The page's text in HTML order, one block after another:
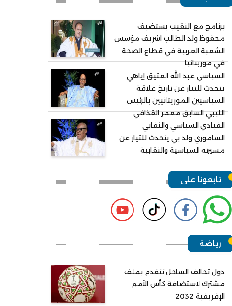
برنامج مع النقيب يستضيف
محفوظ ولد الطالب اشريف مؤسس
الشعبة العربية في قطاع الصحة
في موريتانيا
السياسي عبد الله العتيق إياهي
يتحدث للتيار عن تاريخ علاقة
السياسيين الموريتانيين بالرئيس
الليبي السابق معمر القذافي
القيادي السياسي والنقابي
الساموري ولد بي يتحدث للتيار عن
مسيرته السياسية والنقابية
تابعونا على
رياضة
دول تحالف الساحل تتقدم بملف
مشترك لاستضافة كأس الأمم
الإفريقية 2032